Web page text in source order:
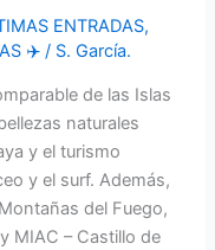
ENTRADAS,
✈️ / S. García.
de las Islas
naturales
y el turismo
y el surf. Además,
del Fuego,
MIAC – Castillo de